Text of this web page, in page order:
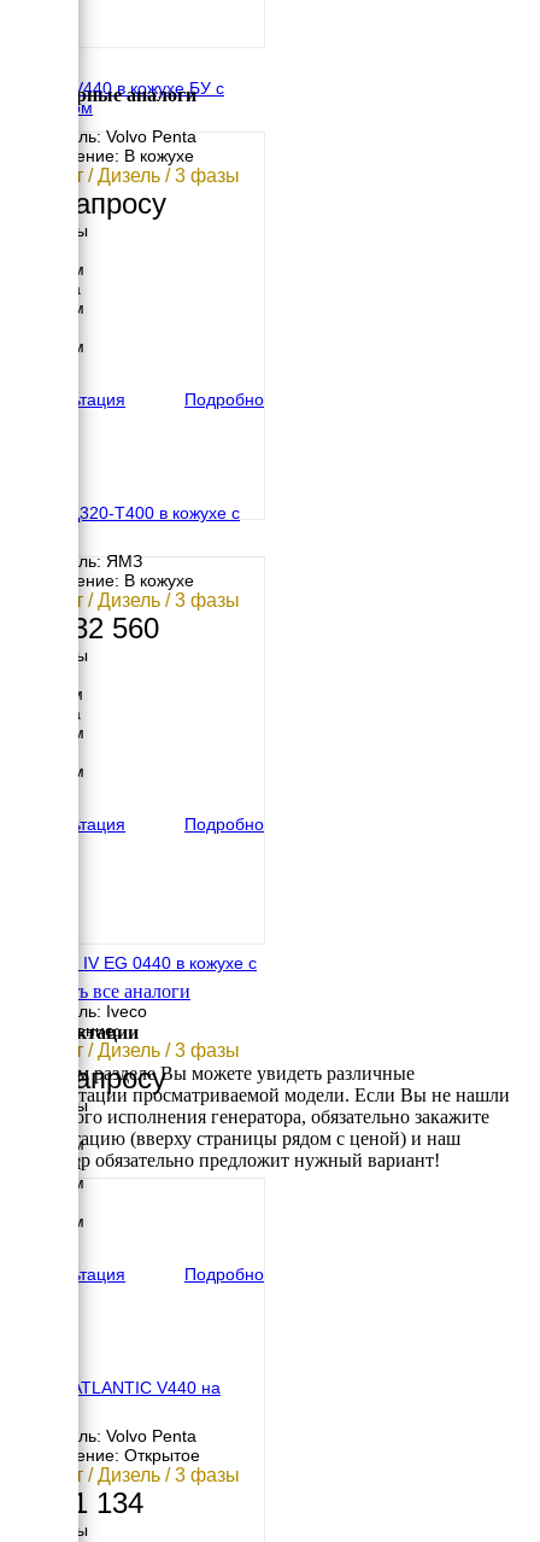
SDMO V440 в кожухе БУ с
пробегом
Двигатель: Volvo Penta
Исполнение: В кожухе
320 кВт / Дизель / 3 фазы
По запросу
Размеры
4475 мм
Ширина
1410 мм
2430 мм
Консультация
Подробно
ЯМЗ АД320-Т400 в кожухе с
Двигатель: ЯМЗ
Исполнение: В кожухе
320 кВт / Дизель / 3 фазы
13 132 560
Размеры
3115 мм
Ширина
1230 мм
1366 мм
Консультация
Подробно
Популярные аналоги
EMSA E IV EG 0440 в кожухе с
Двигатель: Iveco
Исполнение:
320 кВт / Дизель / 3 фазы
По запросу
Размеры
4251 мм
Ширина
1420 мм
2363 мм
Консультация
Подробно
SDMO ATLANTIC V440 на
Двигатель: Volvo Penta
Исполнение: Открытое
320 кВт / Дизель / 3 фазы
4 861 134
Размеры
Смотреть все аналоги
Комплектации
В данном разделе Вы можете увидеть различные
комплектации просматриваемой модели. Если Вы не нашли
требуемого исполнения генератора, обязательно закажите
консультацию (вверху страницы рядом с ценой) и наш
менеджер обязательно предложит нужный вариант!